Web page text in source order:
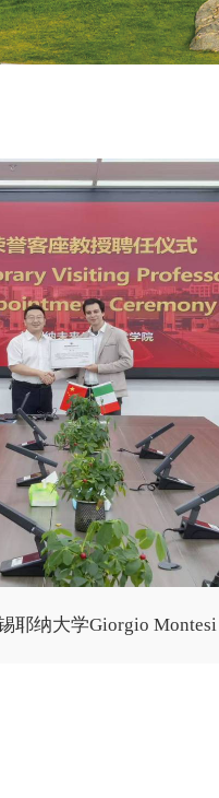
纳大学Giorgio Montesi